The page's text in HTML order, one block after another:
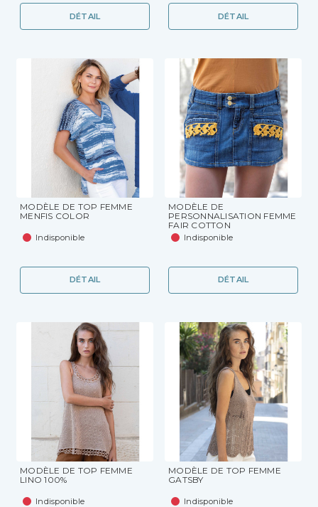
DÉTAIL DÉTAIL
MODÈLE DE TOP FEMME
MENFIS COLOR
Indisponible
DÉTAIL
MODÈLE DE
PERSONNALISATION FEMME
FAIR COTTON
Indisponible
DÉTAIL
MODÈLE DE TOP FEMME
LINO 100%
Indisponible
MODÈLE DE TOP FEMME
GATSBY
Indisponible